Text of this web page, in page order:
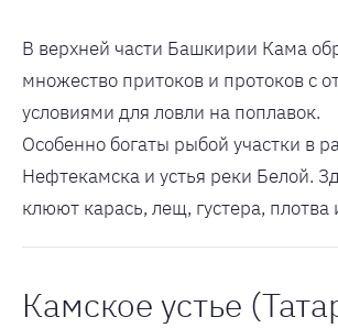
В верхней части Башкирии Кама
множество притоков и протоков с
условиями для ловли на поплавок.
Особенно богаты рыбой участки в
Нефтекамска и устья реки Белой.
клюют карась, лещ, густера, плотва
Камское устье